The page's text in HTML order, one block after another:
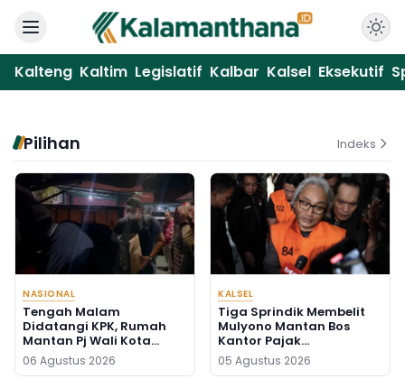
Kalteng Kaltim Legislatif Kalbar Kalsel Eksekutif
Pilihan Indeks
NASIONAL
Tengah Malam
Didatangi KPK, Rumah
Mantan Pj Wali Kota
Digeledah, Empat Koper
Dibawa
06 Agustus 2026
KALSEL
Tiga Sprindik Membelit
Mulyono Mantan Bos
Kantor Pajak
Banjarmasin
05 Agustus 2026